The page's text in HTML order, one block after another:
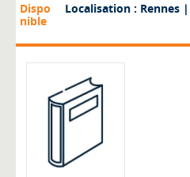
Dispo
nible
Localisation : Rennes